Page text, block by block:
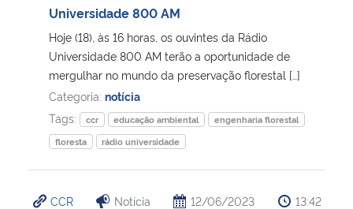
Universidade 800 AM
Hoje (18), às 16 horas, os ouvintes da Rádio
Universidade 800 AM terão a oportunidade de
mergulhar no mundo da preservação florestal […]
Categoria: notícia
Tags:
ccr educação ambiental
engenharia florestal
floresta
rádio universidade
CCR Notícia 12/06/2023 13:42